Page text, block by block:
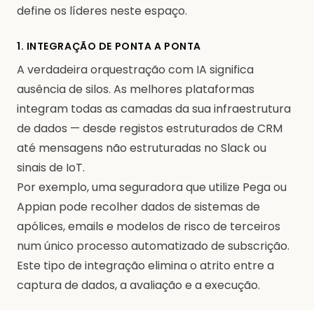
define os líderes neste espaço.
1. INTEGRAÇÃO DE PONTA A PONTA
A verdadeira orquestração com IA significa
ausência de silos. As melhores plataformas
integram todas as camadas da sua infraestrutura
de dados — desde registos estruturados de CRM
até mensagens não estruturadas no Slack ou
sinais de IoT.
Por exemplo, uma seguradora que utilize Pega ou
Appian pode recolher dados de sistemas de
apólices, emails e modelos de risco de terceiros
num único processo automatizado de subscrição.
Este tipo de integração elimina o atrito entre a
captura de dados, a avaliação e a execução.